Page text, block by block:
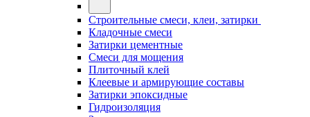
Строительные смеси, клеи, затирки
Кладочные смеси
Затирки цементные
Смеси для мощения
Плиточный клей
Клеевые и армирующие составы
Затирки эпоксидные
Гидроизоляция